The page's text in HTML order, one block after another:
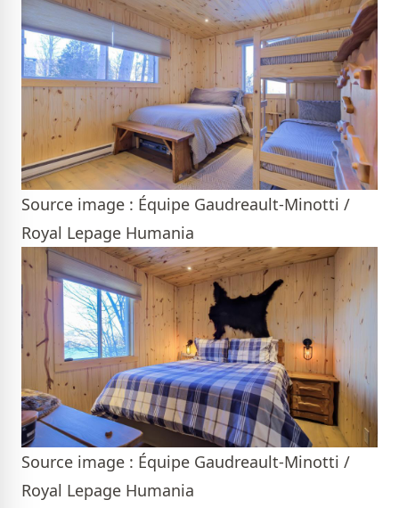
Source image : Équipe Gaudreault-Minotti /
Royal Lepage Humania
Source image : Équipe Gaudreault-Minotti /
Royal Lepage Humania